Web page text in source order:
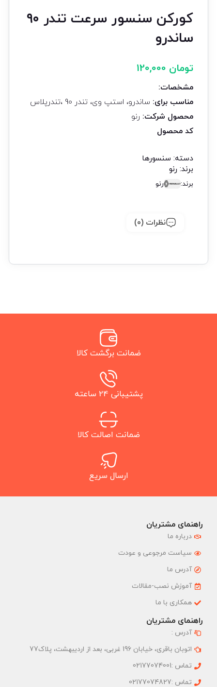
کورکن سنسور سرعت تندر ۹۰
ساندرو
تومان
مشخصات:
مناسب برای: ساندرو، استپ وی، تندر 90 ،تندرپلاس
محصول شرکت: رنو
کد محصول
دسته: سنسورها
برند: رنو
برند: رنو
نظرات (0)
ضمانت برگشت کالا
پشتیبانی 24 ساعته
ضمانت اصالت کالا
ارسال سریع
راهنمای مشتریان
درباره ما
سیاست مرجوعی و عودت
آدرس ما
آموزش نصب-مقالات
همکاری با ما
راهنمای مشتریان
آدرس :
اتوبان باقری، خیابان 196 غربی، بعد از اردیبهشت، پلاک77
تماس :02177074001
تماس :02177074827